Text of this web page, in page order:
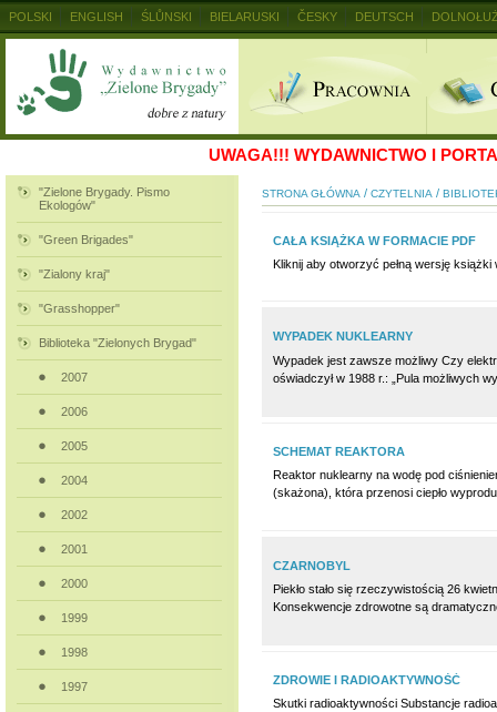
UWAGA!!! WYDAWNICTWO I
"Zielone Brygady. Pismo
Ekologów"
"Green Brigades"
"Zialony kraj"
"Grasshopper"
Biblioteka "Zielonych Brygad"
2007
2006
2005
2004
2002
2001
2000
1999
1998
1997
STRONA GŁÓWNA / CZYTELNIA /
CAŁA KSIĄŻKA W FORMACIE PDF
Kliknij aby otworzyć pełną wersję książki
WYPADEK NUKLEARNY
Wypadek jest zawsze możliwy Czy
oświadczył w 1988 r.: „Pula możliwych
SCHEMAT REAKTORA
Reaktor nuklearny na wodę pod
(skażona), która przenosi ciepło
CZARNOBYL
Piekło stało się rzeczywistością 26
Konsekwencje zdrowotne są
ZDROWIE I RADIOAKTYWNOŚĆ
Skutki radioaktywności Substancje
POLSKI ENGLISH ŚLŮNSKI BIELARUSKI ČESKY DEUTSCH